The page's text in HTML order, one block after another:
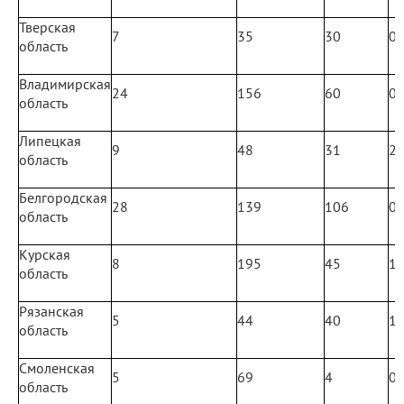
Тверская
область
7 35 30 0
Владимирская
область
24 156 60 0
Липецкая
область
9 48 31 2
Белгородская
область
28 139 106 0
Курская
область
8 195 45 1
Рязанская
область
5 44 40 1
Смоленская
область
5 69 4 0